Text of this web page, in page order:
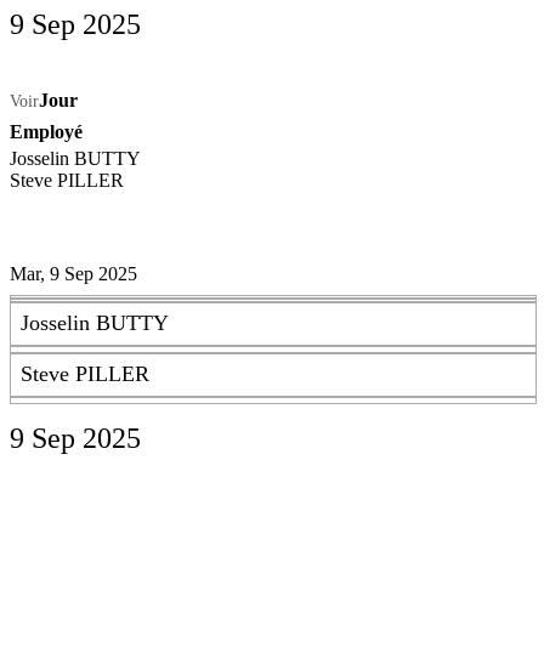
9 Sep 2025
VoirJour
Employé
Josselin BUTTY
Steve PILLER
Mar, 9 Sep 2025
Josselin BUTTY
Steve PILLER
9 Sep 2025